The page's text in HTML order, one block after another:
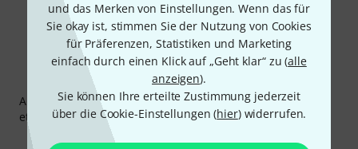
und das Merken von Einstellungen. Wenn das für
Sie okay ist, stimmen Sie der Nutzung von Cookies
für Präferenzen, Statistiken und Marketing
einfach durch einen Klick auf „Geht klar“ zu (alle
anzeigen).
Sie können Ihre erteilte Zustimmung jederzeit
über die Cookie-Einstellungen (hier) widerrufen.
Thomann Newsletter
Abonniere den Thomann Newsletter und gewinne mit
etwas Glück einen von50 Gutscheinenüber jeweils50€
Inspirierende Beiträge
Deals Thomann Insights